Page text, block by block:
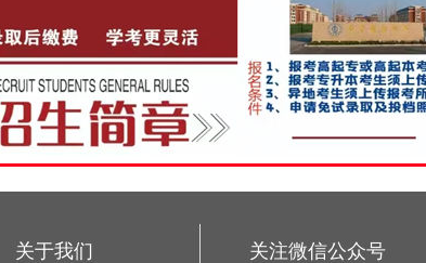
关于我们 关注微信公众号